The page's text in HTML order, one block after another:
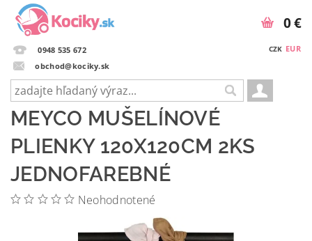
0948 535 672
obchod@kociky.sk
CZK EUR
0 €
MEYCO MUŠELÍNOVÉ
PLIENKY 120X120CM 2KS
JEDNOFAREBNÉ
Neohodnotené